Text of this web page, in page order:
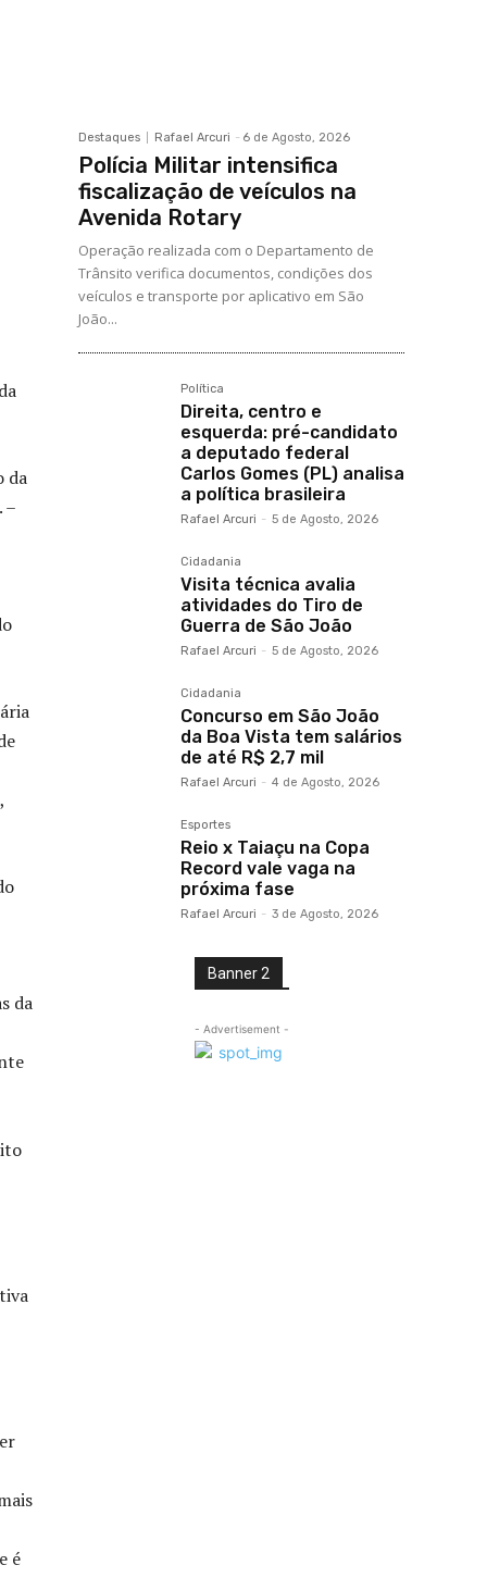
da
–
da
é
Destaques Rafael Arcuri - 6 de Agosto, 2026
Polícia Militar intensifica
fiscalização de veículos na
Avenida Rotary
Operação realizada com o Departamento de
Trânsito verifica documentos, condições dos
veículos e transporte por aplicativo em São
João...
Política
Direita, centro e
esquerda: pré-candidato
a deputado federal
Carlos Gomes (PL) analisa
a política brasileira
Rafael Arcuri - 5 de Agosto, 2026
Cidadania
Visita técnica avalia
atividades do Tiro de
Guerra de São João
Rafael Arcuri - 5 de Agosto, 2026
Cidadania
Concurso em São João
da Boa Vista tem salários
de até R$ 2,7 mil
Rafael Arcuri - 4 de Agosto, 2026
Esportes
Reio x Taiaçu na Copa
Record vale vaga na
próxima fase
Rafael Arcuri - 3 de Agosto, 2026
Banner 2
- Advertisement -